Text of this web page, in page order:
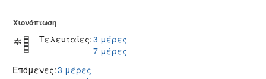
Χιονόπτωση
Τελευταίες:3 μέρες
7 μέρες
Επόμενες:3 μέρες